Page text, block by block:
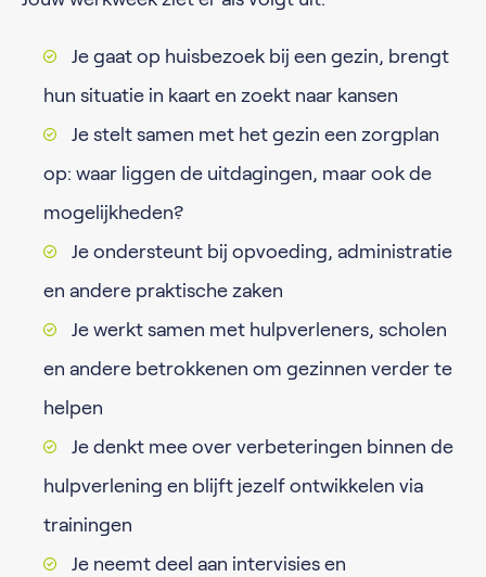
Je gaat op huisbezoek bij een gezin, brengt
hun situatie in kaart en zoekt naar kansen
Je stelt samen met het gezin een zorgplan
op: waar liggen de uitdagingen, maar ook de
mogelijkheden?
Je ondersteunt bij opvoeding, administratie
en andere praktische zaken
Je werkt samen met hulpverleners, scholen
en andere betrokkenen om gezinnen verder te
helpen
Je denkt mee over verbeteringen binnen de
hulpverlening en blijft jezelf ontwikkelen via
trainingen
Je neemt deel aan intervisies en